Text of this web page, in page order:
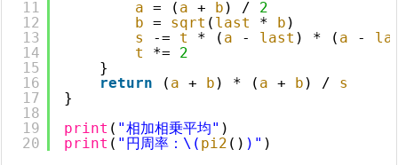
11
12
13
14
15
16
17
18
19
20
a = ( a + b ) / 2
b = sqrt ( last * b )
s
-= t * ( a - last ) * ( a -
t
*= 2
}
return
( a + b ) * ( a + b ) / s
}
print ( "相加相乗平均" )
print ( "円周率：\( pi2 () )" )